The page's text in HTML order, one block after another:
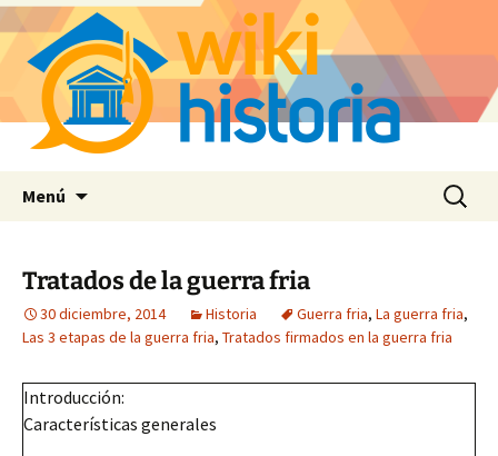
Menú Buscar:
Tratados de la guerra fria
30 diciembre, 2014 Historia Guerra fria, La guerra fria,
Las 3 etapas de la guerra fria, Tratados firmados en la guerra fria
Introducción:
Características generales